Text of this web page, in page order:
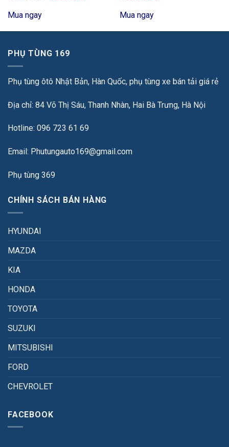
Mua ngay Mua ngay
PHỤ TÙNG 169
Phụ tùng ôtô Nhật Bản, Hàn Quốc, phụ tùng xe bán tải giá rẻ
Địa chỉ: 84 Võ Thị Sáu, Thanh Nhàn, Hai Bà Trưng, Hà Nội
Hotline: 096 723 61 69
Email: Phutungauto169@gmail.com
Phụ tùng 369
CHÍNH SÁCH BÁN HÀNG
HYUNDAI
MAZDA
KIA
HONDA
TOYOTA
SUZUKI
MITSUBISHI
FORD
CHEVROLET
FACEBOOK